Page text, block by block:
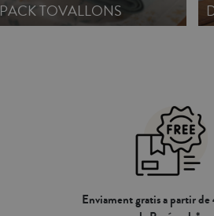
PACK TOVALLONS
Enviament gratis a partir